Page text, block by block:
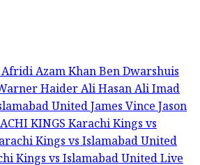
AfridiAzam KhanBen Dwarshuis
Haider AliHasan AliImad
UnitedJames VinceJason
KINGSKarachi Kings vs
Kings vs Islamabad United
Kings vs Islamabad United Live